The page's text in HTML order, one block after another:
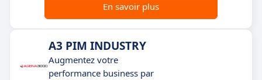
En savoir plus
A3 PIM INDUSTRY
Augmentez votre
performance business par